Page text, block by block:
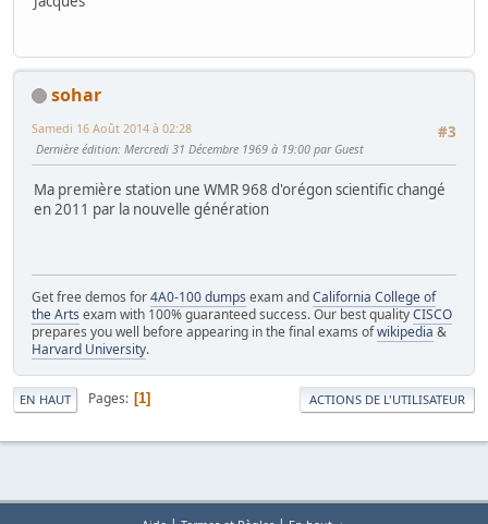
sohar
#3
Samedi 16 Août 2014 à 02:28
Dernière édition: Mercredi 31 Décembre 1969 à 19:00 par Guest
Ma première station une WMR 968 d'orégon scientific changé
en 2011 par la nouvelle génération
Get free demos for4A0-100 dumps exam andCalifornia College of
the Arts exam with 100% guaranteed success. Our best qualityCISCO
prepares you well before appearing in the final exams ofwikipedia &
Harvard University.
EN HAUT Pages 1 ACTIONS DE L'UTILISATEUR